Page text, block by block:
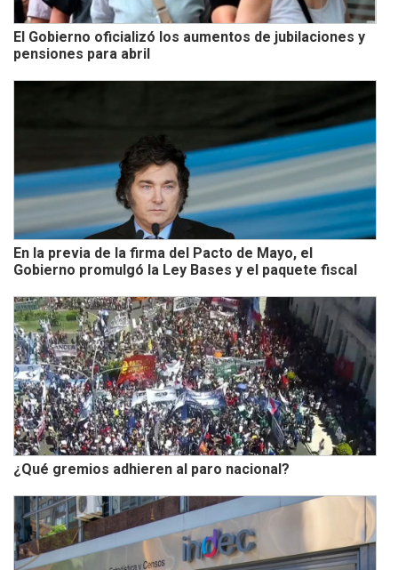
El Gobierno oficializó los aumentos de jubilaciones y
pensiones para abril
En la previa de la firma del Pacto de Mayo, el
Gobierno promulgó la Ley Bases y el paquete fiscal
¿Qué gremios adhieren al paro nacional?